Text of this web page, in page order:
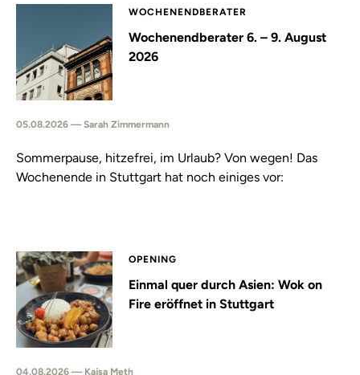
WOCHENENDBERATER
Wochenendberater 6. – 9. August
2026
05.08.2026 — Sarah Zimmermann
Sommerpause, hitzefrei, im Urlaub? Von wegen! Das
Wochenende in Stuttgart hat noch einiges vor:
OPENING
Einmal quer durch Asien: Wok on
Fire eröffnet in Stuttgart
04.08.2026 — Kajsa Meth